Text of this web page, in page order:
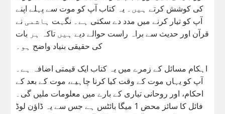
کی کوشش کرتے ہیں۔ یہ کتاب آپ کو موت سے پہلے اپنے
آپ کو تیار کرنے میں مدد دے سکتی ہے۔ نگہت ہاشمی نے
قرآن اور حدیث سے براہ راست حوالے دیے ہیں تاکہ ہر بات
کی حقیقی بنیاد واضح ہو۔
اہکام مسائل کے زمرے میں یہ کتاب ایک قیمتی اضافہ ہے۔
آپ کو یہاں موت کے وقت کیا کرنا چاہیے، موت کے بعد کے
احکام، اور روحانی تیاری کے بارے میں معلومات ملیں گی۔
فائل کا سائز محض 1 میگا بائٹس ہے جس سے یہ ڈاؤن لوڈ